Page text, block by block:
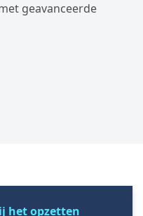
geavanceerde
het opzetten